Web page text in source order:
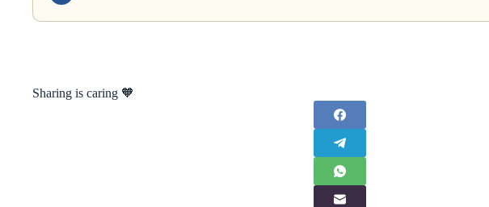
Sharing is caring 🧡